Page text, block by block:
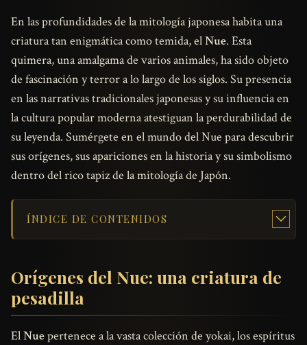
En las profundidades de la mitología japonesa habita una
criatura tan enigmática como temida, elNue. Esta
quimera, una amalgama de varios animales, ha sido objeto
de fascinación y terror a lo largo de los siglos. Su presencia
en las narrativas tradicionales japonesas y su influencia en
la cultura popular moderna atestiguan la perdurabilidad de
su leyenda. Sumérgete en el mundo del Nue para descubrir
sus orígenes, sus apariciones en la historia y su simbolismo
dentro del rico tapiz de la mitología de Japón.
ÍNDICE DE CONTENIDOS
Orígenes del Nue: una criatura de
pesadilla
ElNuepertenece a la vasta colección de yokai, los espíritus